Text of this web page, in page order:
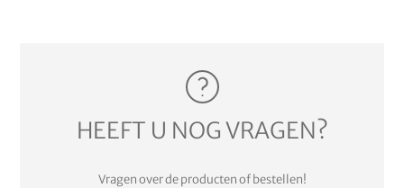
HEEFT U NOG VRAGEN?
Vragen over de producten of bestellen!